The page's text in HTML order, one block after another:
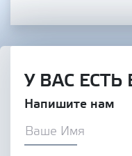
У ВАС
Напишите нам